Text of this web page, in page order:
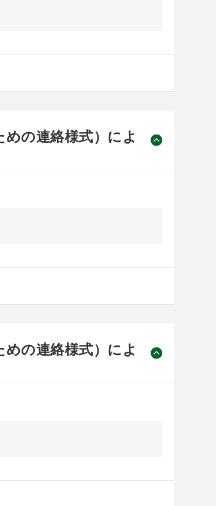
の連絡様式）によ
の連絡様式）によ